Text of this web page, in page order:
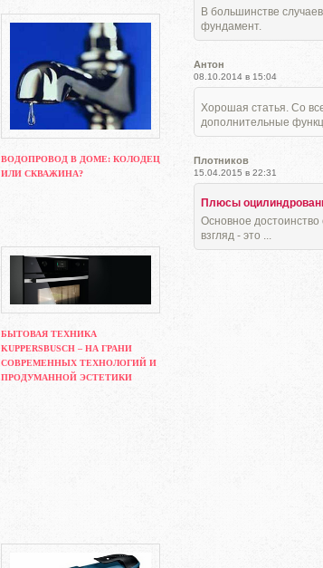
ВОДОПРОВОД В ДОМЕ: КОЛОДЕЦ
ИЛИ СКВАЖИНА?
БЫТОВАЯ ТЕХНИКА
KUPPERSBUSCH – НА ГРАНИ
СОВРЕМЕННЫХ ТЕХНОЛОГИЙ И
ПРОДУМАННОЙ ЭСТЕТИКИ
В большинстве
фундамент.
Антон
08.10.2014 в 15:04
Хорошая статья. Со
дополнительные
Плотников
15.04.2015 в 22:31
Плюсы
Основное
взгляд - это ...